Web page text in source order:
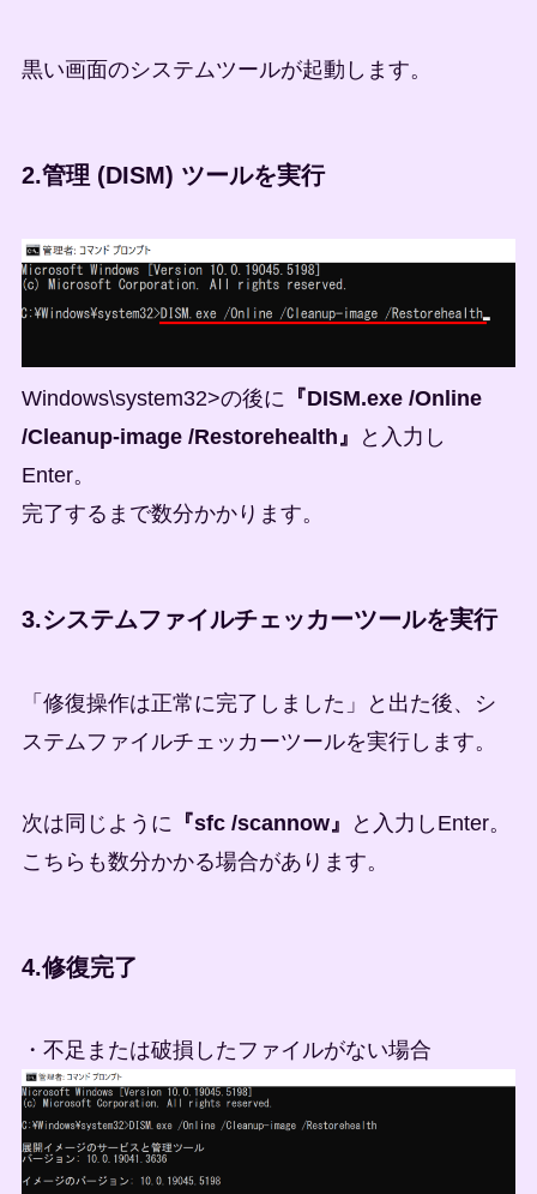
黒い画面のシステムツールが起動します。
2.管理 (DISM) ツールを実行
Windows\system32>の後に 『DISM.exe /Online
/Cleanup-image /Restorehealth』
と入力し
Enter。
完了するまで数分かかります。
3.システムファイルチェッカーツールを実行
「修復操作は正常に完了しました」と出た後、シ
ステムファイルチェッカーツールを実行します。
次は同じように 『sfc /scannow』
と入力しEnter。
こちらも数分かかる場合があります。
4.修復完了
・不足または破損したファイルがない場合